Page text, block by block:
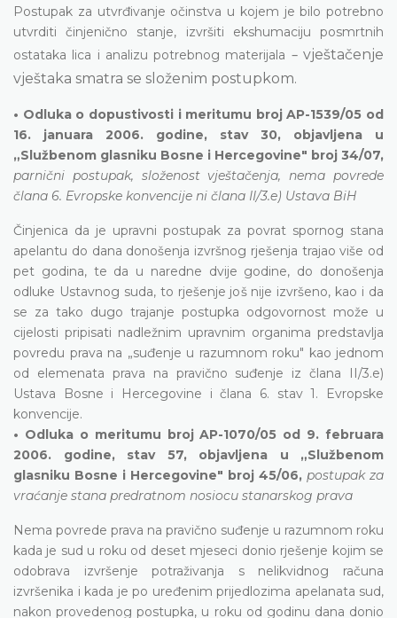
Postupak za utvrđivanje očinstva u kojem je bilo potrebno
utvrditi činjenično stanje, izvršiti ekshumaciju posmrtnih
ostataka lica i analizu potrebnog materijala –vještačenje
vještaka smatra se složenim postupkom.
• Odluka o dopustivosti i meritumu broj AP-1539/05 od
16. januara 2006. godine, stav 30, objavljena u
„Službenom glasniku Bosne i Hercegovine" broj 34/07,
parnični postupak, složenost vještačenja, nema povrede
člana 6. Evropske konvencije ni člana II/3.e) Ustava BiH
Činjenica da je upravni postupak za povrat spornog stana
apelantu do dana donošenja izvršnog rješenja trajao više od
pet godina, te da u naredne dvije godine, do donošenja
odluke Ustavnog suda, to rješenje još nije izvršeno, kao i da
se za tako dugo trajanje postupka odgovornost može u
cijelosti pripisati nadležnim upravnim organima predstavlja
povredu prava na „suđenje u razumnom roku" kao jednom
od elemenata prava na pravično suđenje iz člana II/3.e)
Ustava Bosne i Hercegovine i člana 6. stav 1. Evropske
konvencije.
• Odluka o meritumu broj AP-1070/05 od 9. februara
2006. godine, stav 57, objavljena u „Službenom
glasniku Bosne i Hercegovine" broj 45/06, postupak za
vraćanje stana predratnom nosiocu stanarskog prava
Nema povrede prava na pravično suđenje u razumnom roku
kada je sud u roku od deset mjeseci donio rješenje kojim se
odobrava izvršenje potraživanja s nelikvidnog računa
izvršenika i kada je po uređenim prijedlozima apelanata sud,
nakon provedenog postupka, u roku od godinu dana donio